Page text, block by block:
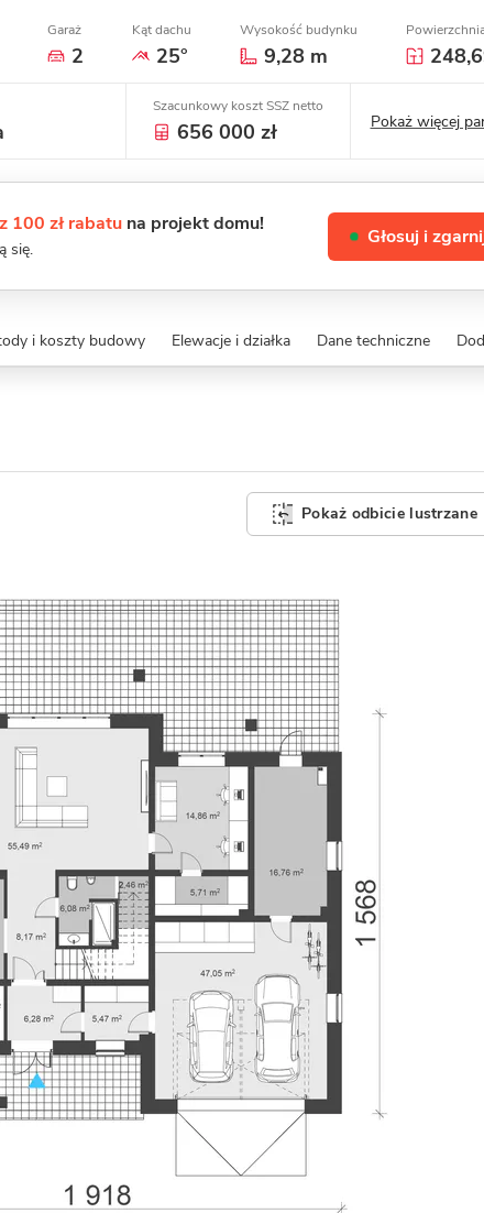
Garaż
2
Kąt dachu
25°
Wysokość budynku
9,28 m
Szacunkowy koszt SSZ netto
656 000 zł Pokaż więcej
100 zł rabatu na projekt domu!
się.
Głosuj i
i koszty budowy Elewacje i działka Dane techniczne
Pokaż odbicie lustrzane